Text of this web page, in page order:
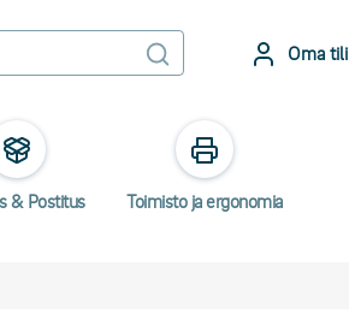
Oma tili
& Postitus Toimisto ja ergonomia